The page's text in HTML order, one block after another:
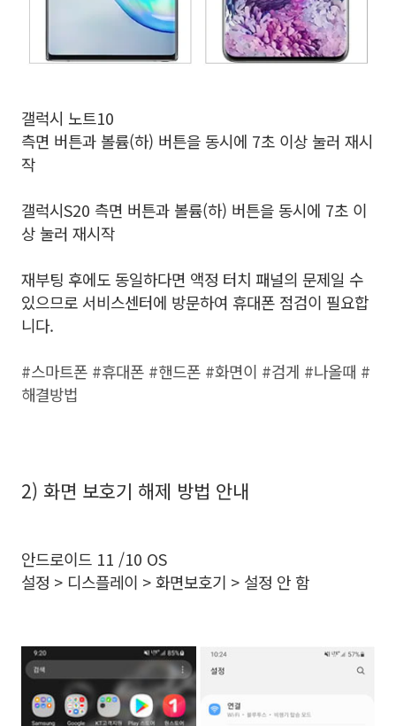
갤럭시 노트10
측면 버튼과 볼륨(하) 버튼을 동시에 7초 이상 눌러 재시
작
갤럭시S20 측면 버튼과 볼륨(하) 버튼을 동시에 7초 이
상 눌러 재시작
재부팅 후에도 동일하다면 액정 터치 패널의 문제일 수
있으므로 서비스센터에 방문하여 휴대폰 점검이 필요합
니다.
#스마트폰 #휴대폰 #핸드폰 #화면이 #검게 #나올때 #
해결방법
2) 화면 보호기 해제 방법 안내
안드로이드 11 /10 OS
설정 > 디스플레이 > 화면보호기 > 설정 안 함